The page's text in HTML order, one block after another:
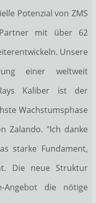
Potenzial von ZMS
mit über 62
Unsere
einer weltweit
Kaliber ist der
Wachstumsphase
Zalando. "Ich danke
starke Fundament,
Die neue Struktur
Angebot die nötige